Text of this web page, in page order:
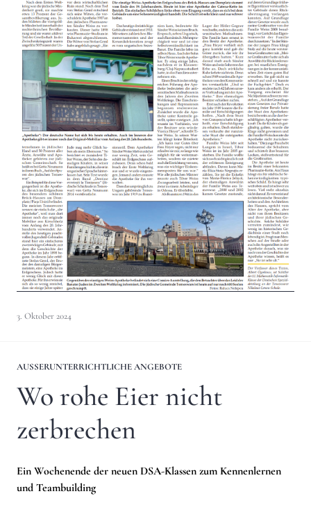
3. Oktober 2024
AUSSERUNTERRICHTLICHE ANGEBOTE
Wo rohe Eier nicht
zerbrechen
Ein Wochenende der neuen DSA-Klassen zum Kennenlernen
und Teambuilding